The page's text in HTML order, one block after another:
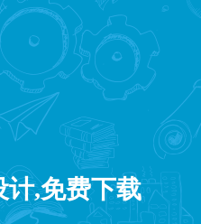
,免费下载